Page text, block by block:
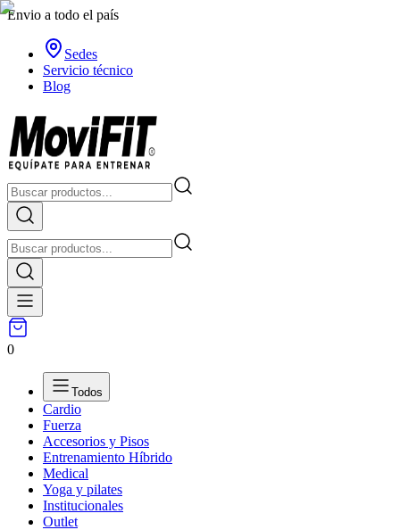
Envio a todo el país
Sedes
Servicio técnico
Blog
0
Todos
Cardio
Fuerza
Accesorios y Pisos
Entrenamiento Híbrido
Medical
Yoga y pilates
Institucionales
Outlet